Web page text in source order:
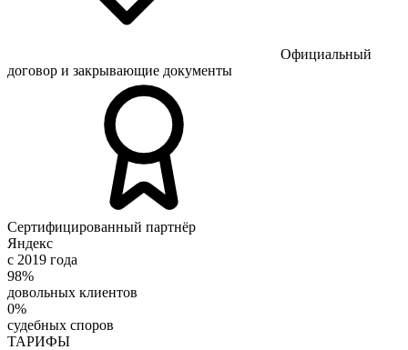
Официальный
договор и закрывающие документы
Сертифицированный партнёр
Яндекс
с 2019 года
98%
довольных клиентов
0%
судебных споров
ТАРИФЫ